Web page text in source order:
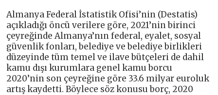
Almanya Federal İstatistik Ofisi’nin (Destatis)
açıkladığı öncü verilere göre, 2021’nin birinci
çeyreğinde Almanya’nın federal, eyalet, sosyal
güvenlik fonları, belediye ve belediye birlikleri
düzeyinde tüm temel ve ilave bütçeleri de dahil
kamu dışı kurumlara genel kamu borcu
2020’nin son çeyreğine göre 33.6 milyar euroluk
artış kaydetti. Böylece söz konusu borç, 2020